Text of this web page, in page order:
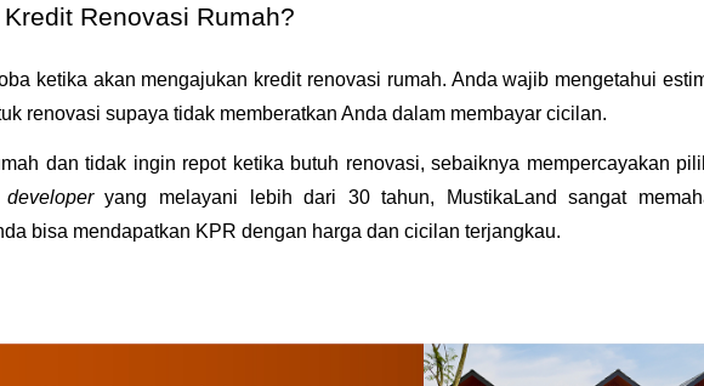
Renovasi Rumah?
ketika akan mengajukan kredit renovasi rumah. Anda wajib mengetahui
renovasi supaya tidak memberatkan Anda dalam membayar cicilan.
dan tidak ingin repot ketika butuh renovasi, sebaiknya mempercayakan
developer yang melayani lebih dari 30 tahun, MustikaLand sangat
bisa mendapatkan KPR dengan harga dan cicilan terjangkau.